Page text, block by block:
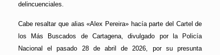
delincuenciales.
Cabe resaltar que alias «Alex Pereira» hacía parte del Cartel de
los Más Buscados de Cartagena, divulgado por la Policía
Nacional el pasado 28 de abril de 2026, por su presunta